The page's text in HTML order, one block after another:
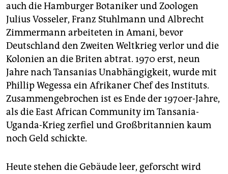
auch die Hamburger Botaniker und Zoologen
Julius Vosseler, Franz Stuhlmann und Albrecht
Zimmermann arbeiteten in Amani, bevor
Deutschland den Zweiten Weltkrieg verlor und die
Kolonien an die Briten abtrat. 1970 erst, neun
Jahre nach Tansanias Unabhängigkeit, wurde mit
Phillip Wegessa ein Afrikaner Chef des Instituts.
Zusammengebrochen ist es Ende der 1970er-Jahre,
als die East African Community im Tansania-
Uganda-Krieg zerfiel und Großbritannien kaum
noch Geld schickte.
Heute stehen die Gebäude leer, geforscht wird